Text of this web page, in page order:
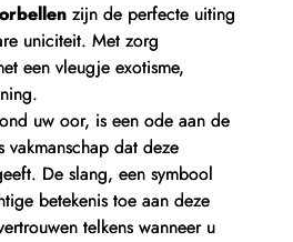
zijn de perfecte uiting
uniciteit. Met zorg
een vleugje exotisme,
uw oor, is een ode aan de
dat deze
De slang, een symbool
betekenis toe aan deze
telkens wanneer u